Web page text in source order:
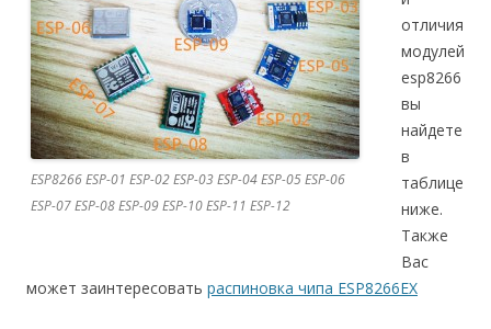
ESP8266 ESP-01 ESP-02 ESP-03 ESP-04 ESP-05 ESP-06
ESP-07 ESP-08 ESP-09 ESP-10 ESP-11 ESP-12
отличия
модулей
esp8266
вы
найдете
в
таблице
ниже.
Также
Вас
может заинтересовать распиновка чипа ESP8266EX